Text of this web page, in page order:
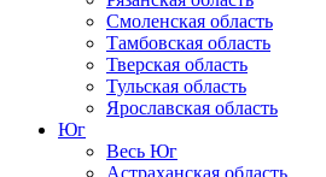
Смоленская область
Тамбовская область
Тверская область
Тульская область
Ярославская область
Юг
Весь Юг
Астраханская область